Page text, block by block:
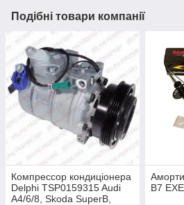
Подібні товари компанії
Компрессор кондиціонера
Delphi TSP0159315 Audi
A4/6/8, Skoda SuperB,
B7